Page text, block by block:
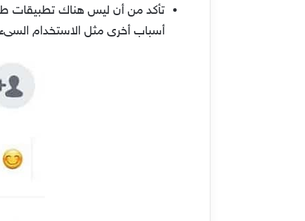
تأكد من أن ليس هناك تطبيقات
أسباب أخرى مثل الاستخدام